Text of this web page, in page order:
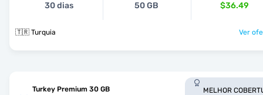
30 dias 50 GB $36.49
🇹🇷 Turquia Ver
Turkey Premium 30 GB MELHOR